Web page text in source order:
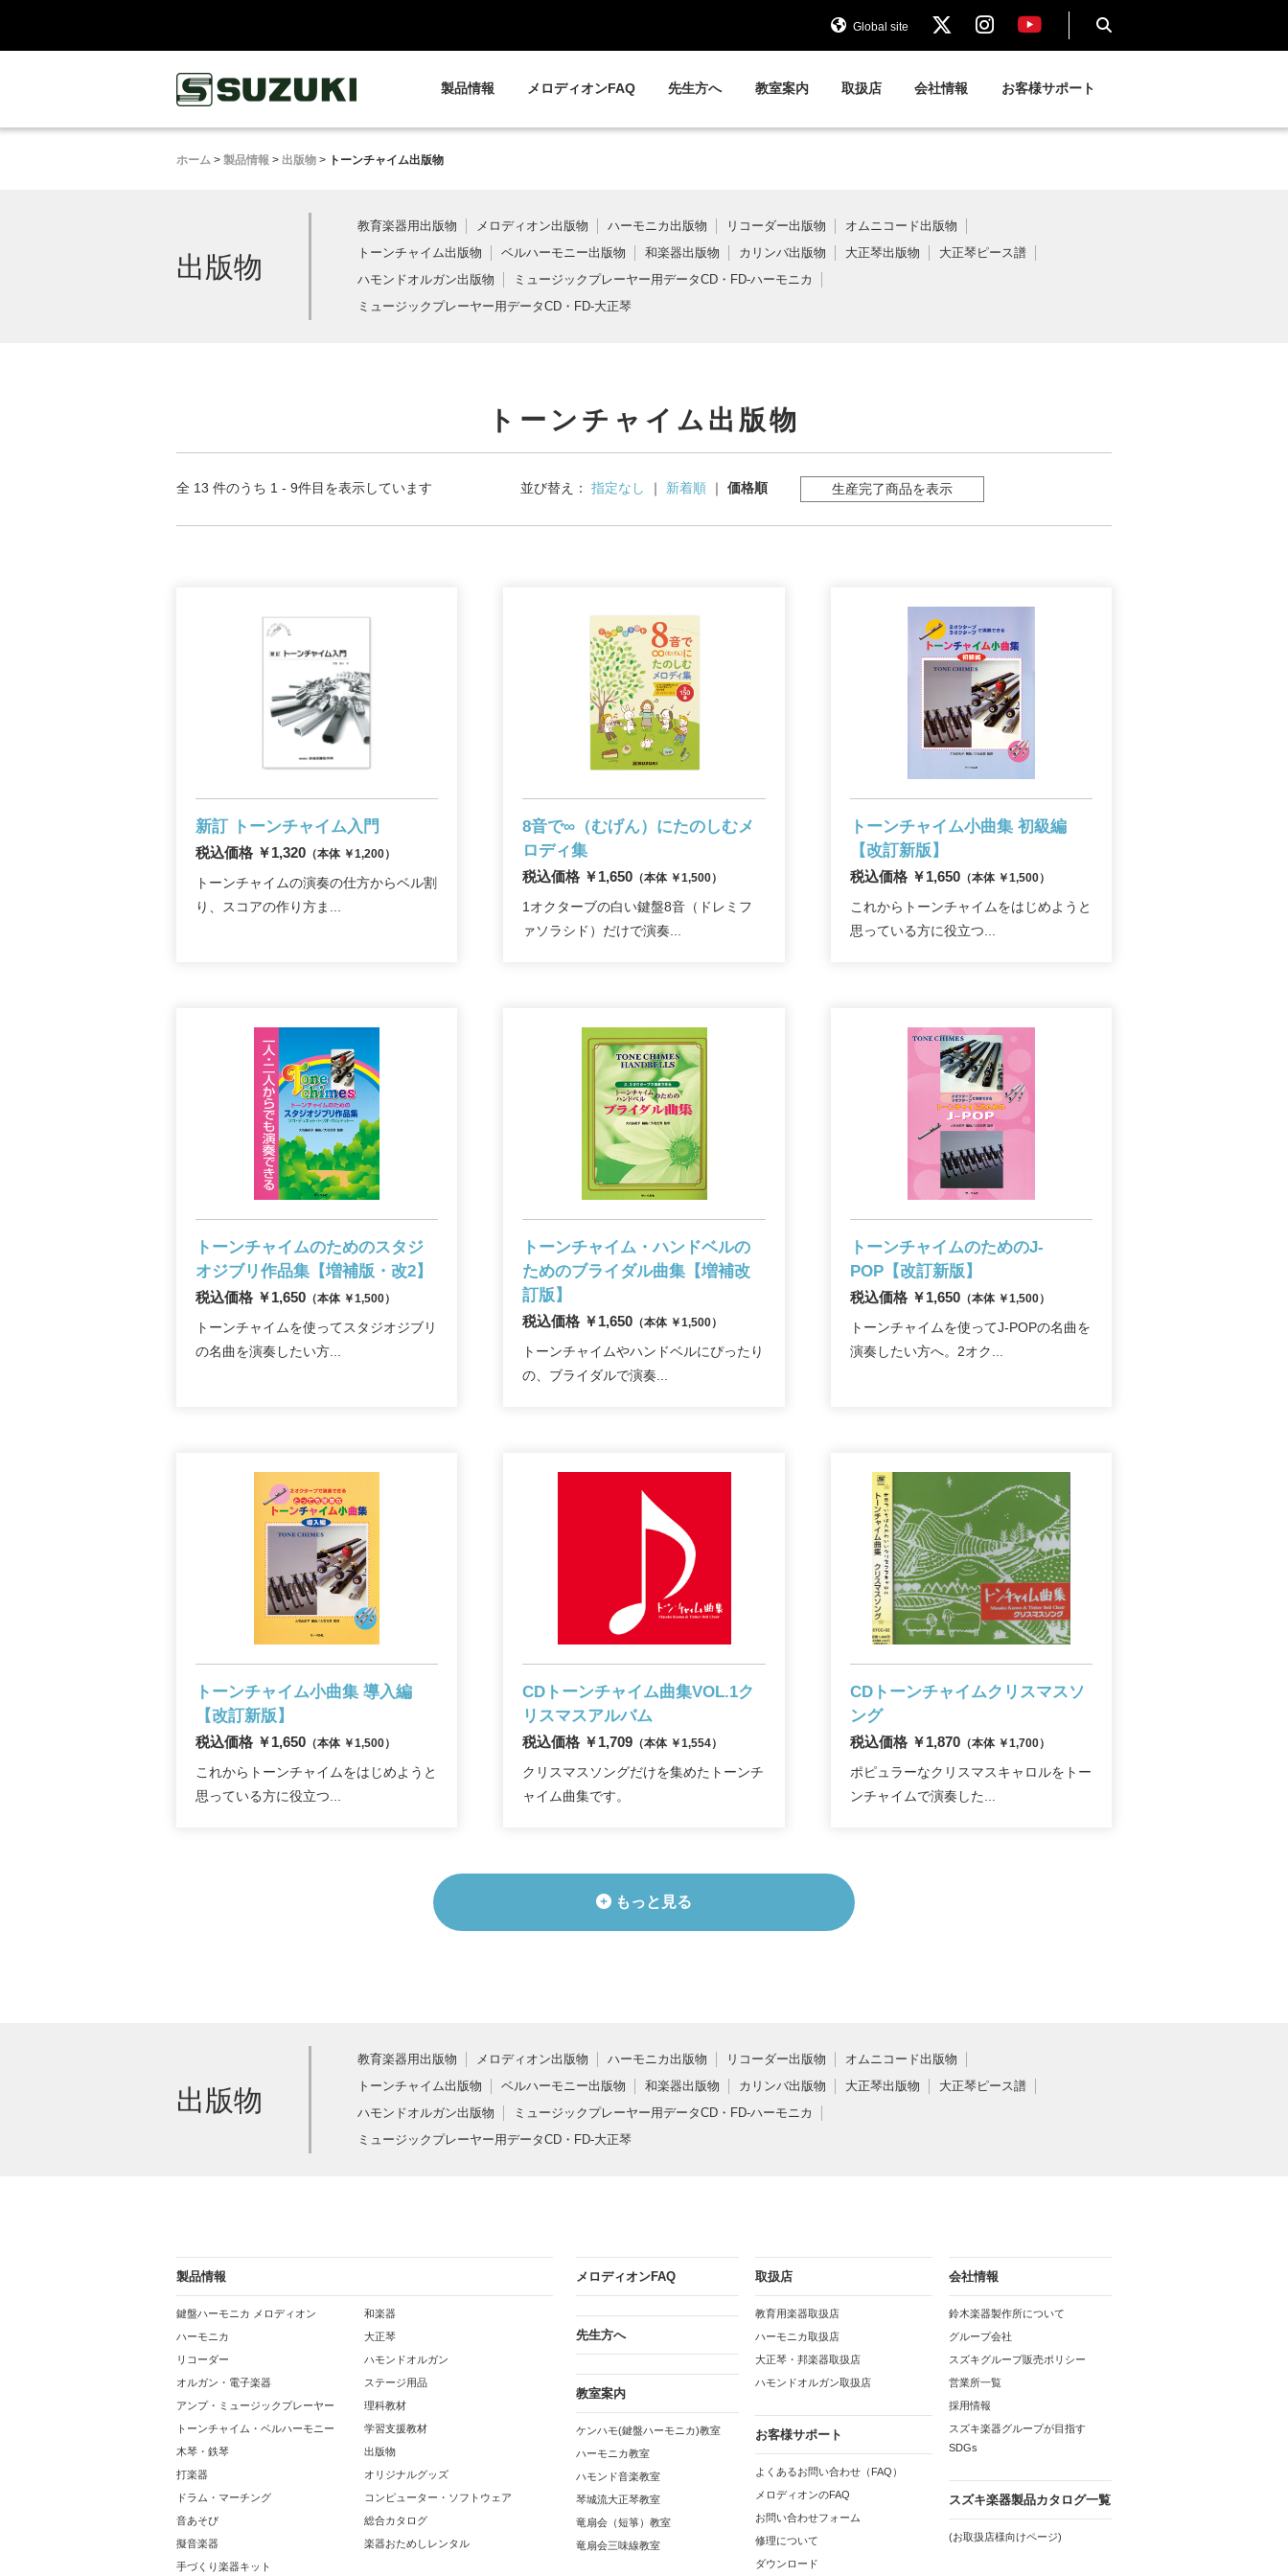
Global site
製品情報 メロディオンFAQ 先生方へ 教室案内 取扱店 会社情報 お客様サポート
ホーム > 製品情報 > 出版物 > トーンチャイム出版物
出版物
教育楽器用出版物 メロディオン出版物 ハーモニカ出版物 リコーダー出版物
オムニコード出版物
トーンチャイム出版物
ベルハーモニー出版物 和楽器出版物 カリンバ出版物 大正琴出版物
大正琴ピース譜
ハモンドオルガン出版物
ミュージックプレーヤー用データCD・FD-ハーモニカ
ミュージックプレーヤー用データCD・FD-大正琴
トーンチャイム出版物
全 13 件のうち 1 - 9件目を表示しています 並び替え： 指定なし ｜ 新着順｜ 価格順 生産完了商品を表示
新訂 トーンチャイム入門
税込価格 ￥1,320 （本体 ￥1,200）
トーンチャイムの演奏の仕方からベル割
り、スコアの作り方ま...
8音で∞（むげん）にたのしむメ
ロディ集
税込価格 ￥1,650 （本体 ￥1,500）
1オクターブの白い鍵盤8音（ドレミフ
ァソラシド）だけで演奏...
トーンチャイム小曲集 初級編
【改訂新版】
税込価格 ￥1,650（本体 ￥1,500）
これからトーンチャイムをはじめようと
思っている方に役立つ...
トーンチャイムのためのスタジ
オジブリ作品集【増補版・改2】
税込価格 ￥1,650 （本体 ￥1,500）
トーンチャイムを使ってスタジオジブリ
の名曲を演奏したい方...
トーンチャイム・ハンドベルの
ためのブライダル曲集【増補改
訂版】
税込価格 ￥1,650 （本体 ￥1,500）
トーンチャイムやハンドベルにぴったり
の、ブライダルで演奏...
トーンチャイムのためのJ-
POP【改訂新版】
税込価格 ￥1,650（本体 ￥1,500）
トーンチャイムを使ってJ-POPの名曲を
演奏したい方へ。2オク...
トーンチャイム小曲集 導入編
【改訂新版】
税込価格 ￥1,650 （本体 ￥1,500）
これからトーンチャイムをはじめようと
思っている方に役立つ...
CDトーンチャイム曲集VOL.1ク
リスマスアルバム
税込価格 ￥1,709 （本体 ￥1,554）
クリスマスソングだけを集めたトーンチ
ャイム曲集です。
CDトーンチャイムクリスマスソ
ング
税込価格 ￥1,870（本体 ￥1,700）
ポピュラーなクリスマスキャロルをトー
ンチャイムで演奏した...
もっと見る
出版物
教育楽器用出版物 メロディオン出版物 ハーモニカ出版物 リコーダー出版物
オムニコード出版物
トーンチャイム出版物
ベルハーモニー出版物 和楽器出版物 カリンバ出版物 大正琴出版物
大正琴ピース譜
ハモンドオルガン出版物
ミュージックプレーヤー用データCD・FD-ハーモニカ
ミュージックプレーヤー用データCD・FD-大正琴
製品情報
鍵盤ハーモニカ メロディオン
ハーモニカ
リコーダー
オルガン・電子楽器
アンプ・ミュージックプレーヤー
トーンチャイム・ベルハーモニー
木琴・鉄琴
打楽器
ドラム・マーチング
音あそび
擬音楽器
手づくり楽器キット
和楽器
大正琴
ハモンドオルガン
ステージ用品
理科教材
学習支援教材
出版物
オリジナルグッズ
コンピューター・ソフトウェア
総合カタログ
楽器おためしレンタル
メロディオンFAQ
先生方へ
教室案内
ケンハモ(鍵盤ハーモニカ)教室
ハーモニカ教室
ハモンド音楽教室
琴城流大正琴教室
竜扇会（短箏）教室
竜扇会三味線教室
取扱店
教育用楽器取扱店
ハーモニカ取扱店
大正琴・邦楽器取扱店
ハモンドオルガン取扱店
お客様サポート
よくあるお問い合わせ（FAQ）
メロディオンのFAQ
お問い合わせフォーム
修理について
ダウンロード
会社情報
鈴木楽器製作所について
グループ会社
スズキグループ販売ポリシー
営業所一覧
採用情報
スズキ楽器グループが目指す
SDGs
スズキ楽器製品カタログ一覧
(お取扱店様向けページ)